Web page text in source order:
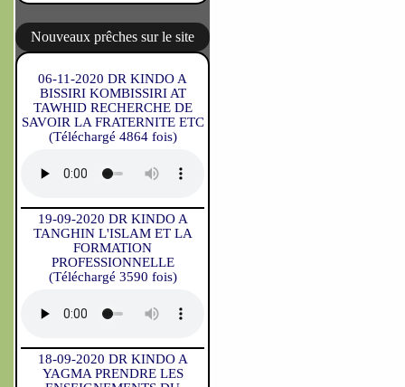
Nouveaux prêches sur le site
06-11-2020 DR KINDO A
BISSIRI KOMBISSIRI AT
TAWHID RECHERCHE DE
SAVOIR LA FRATERNITE ETC
(Téléchargé 4864 fois)
19-09-2020 DR KINDO A
TANGHIN L'ISLAM ET LA
FORMATION
PROFESSIONNELLE
(Téléchargé 3590 fois)
18-09-2020 DR KINDO A
YAGMA PRENDRE LES